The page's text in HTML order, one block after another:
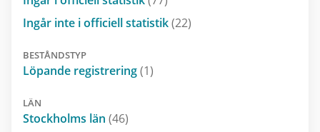
Ingår inte i officiell statistik(22)
BESTÅNDSTYP
Löpande registrering(1)
LÄN
Stockholms län (46)